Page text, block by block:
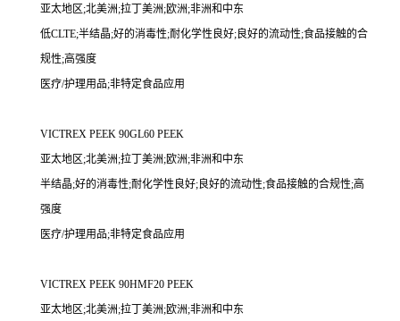
亚太地区;北美洲;拉丁美洲;欧洲;非洲和中东
低CLTE;半结晶;好的消毒性;耐化学性良好;良好的流动性;食品接触的合
规性;高强度
医疗/护理用品;非特定食品应用
VICTREX PEEK 90GL60 PEEK
亚太地区;北美洲;拉丁美洲;欧洲;非洲和中东
半结晶;好的消毒性;耐化学性良好;良好的流动性;食品接触的合规性;高
强度
医疗/护理用品;非特定食品应用
VICTREX PEEK 90HMF20 PEEK
亚太地区;北美洲;拉丁美洲;欧洲;非洲和中东